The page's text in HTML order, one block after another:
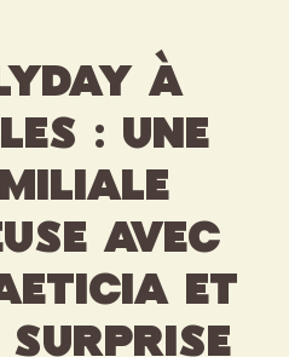
à
: une
avec
et
surprise